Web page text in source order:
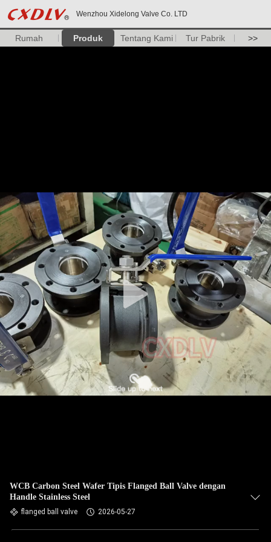
Wenzhou Xidelong Valve Co. LTD
Rumah Produk Tentang Kami Tur Pabrik >>
WCB Carbon Steel Wafer Tipis Flanged Ball Valve dengan
Handle Stainless Steel
flanged ball valve 2026-05-27